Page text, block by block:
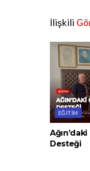
İlişkili
EĞITIM
Desteği